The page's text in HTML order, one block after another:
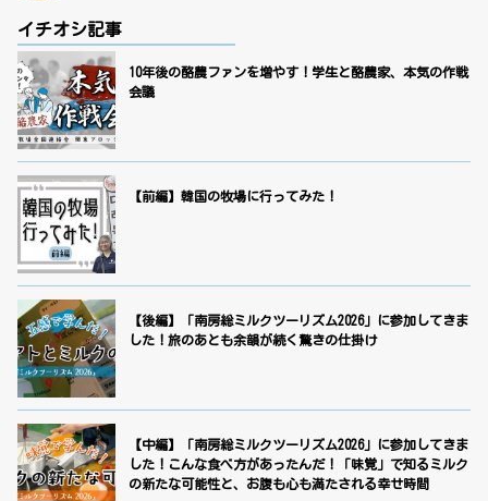
イチオシ記事
10年後の酪農ファンを増やす！学生と酪農家、本気の作戦
会議
【前編】韓国の牧場に行ってみた！
【後編】「南房総ミルクツーリズム2026」に参加してきま
した！旅のあとも余韻が続く驚きの仕掛け
【中編】「南房総ミルクツーリズム2026」に参加してきま
した！こんな食べ方があったんだ！「味覚」で知るミルク
の新たな可能性と、お腹も心も満たされる幸せ時間